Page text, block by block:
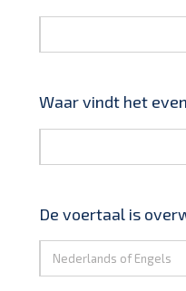
Waar vindt het
De voertaal is